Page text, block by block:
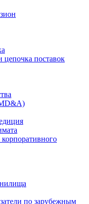
цепочка поставок
по зарубежным